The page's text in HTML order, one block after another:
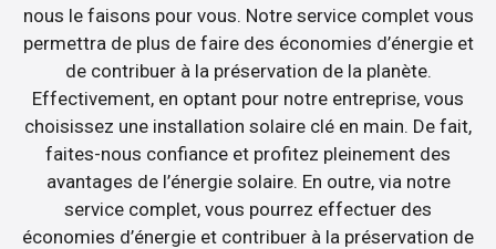
nous le faisons pour vous. Notre service complet vous
permettra de plus de faire des économies d’énergie et
de contribuer à la préservation de la planète.
Effectivement, en optant pour notre entreprise, vous
choisissez une installation solaire clé en main. De fait,
faites-nous confiance et profitez pleinement des
avantages de l’énergie solaire. En outre, via notre
service complet, vous pourrez effectuer des
économies d’énergie et contribuer à la préservation de